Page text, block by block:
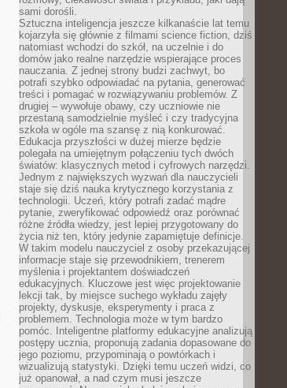
sami dorośli.
Sztuczna inteligencja jeszcze kilkanaście lat temu
kojarzyła się głównie z filmami science fiction, dziś
natomiast wchodzi do szkół, na uczelnie i do
domów jako realne narzędzie wspierające proces
nauczania. Z jednej strony budzi zachwyt, bo
potrafi szybko odpowiadać na pytania, generować
treści i pomagać w rozwiązywaniu problemów. Z
drugiej – wywołuje obawy, czy uczniowie nie
przestaną samodzielnie myśleć i czy tradycyjna
szkoła w ogóle ma szansę z nią konkurować.
Edukacja przyszłości w dużej mierze będzie
polegała na umiejętnym połączeniu tych dwóch
światów: klasycznych metod i cyfrowych narzędzi.
Jednym z największych wyzwań dla nauczycieli
staje się dziś nauka krytycznego korzystania z
technologii. Uczeń, który potrafi zadać mądre
pytanie, zweryfikować odpowiedź oraz porównać
różne źródła wiedzy, jest lepiej przygotowany do
życia niż ten, który jedynie zapamiętuje definicje.
W takim modelu nauczyciel z osoby przekazującej
informacje staje się przewodnikiem, trenerem
myślenia i projektantem doświadczeń
edukacyjnych. Kluczowe jest więc projektowanie
lekcji tak, by miejsce suchego wykładu zajęły
projekty, dyskusje, eksperymenty i praca z
problemem. Technologia może w tym bardzo
pomóc. Inteligentne platformy edukacyjne analizują
postępy ucznia, proponują zadania dopasowane do
jego poziomu, przypominają o powtórkach i
wizualizują statystyki. Dzięki temu uczeń widzi, co
już opanował, a nad czym musi jeszcze